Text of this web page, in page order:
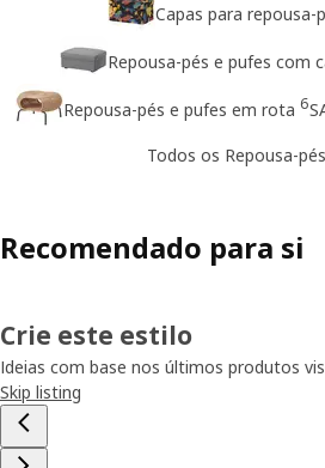
Capas para repousa-
Repousa-pés e pufes com
Repousa-pés e pufes em rota 6
Todos os Repousa-
Recomendado para si
Crie este estilo
Ideias com base nos últimos produtos
Skip listing